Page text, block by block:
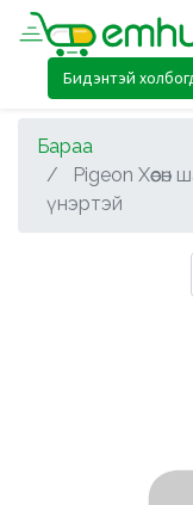
Бидэнтэй
Бараа
Pigeon
үнэртэй